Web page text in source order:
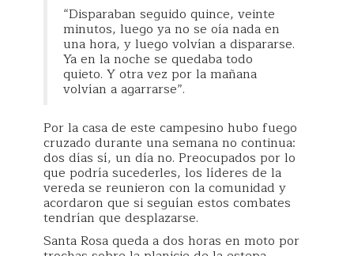
“Disparaban seguido quince, veinte
minutos, luego ya no se oía nada en
una hora, y luego volvían a dispararse.
Ya en la noche se quedaba todo
quieto. Y otra vez por la mañana
volvían a agarrarse”.
Por la casa de este campesino hubo fuego
cruzado durante una semana no continua:
dos días sí, un día no. Preocupados por lo
que podría sucederles, los líderes de la
vereda se reunieron con la comunidad y
acordaron que si seguían estos combates
tendrían que desplazarse.
Santa Rosa queda a dos horas en moto por